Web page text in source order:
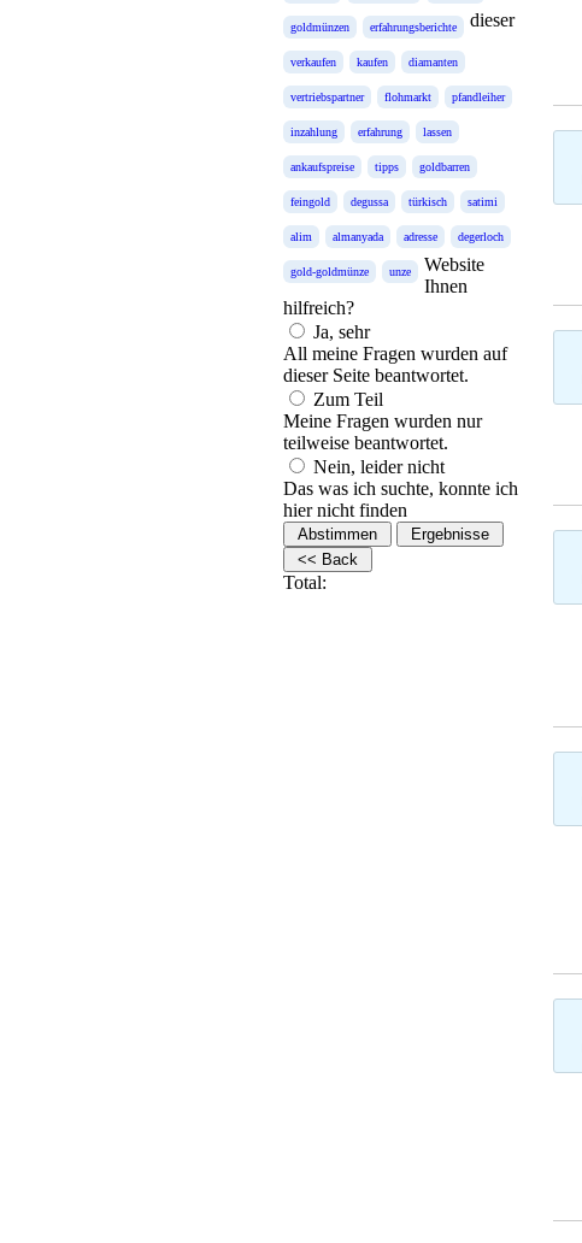
goldmünzen erfahrungsberichte
verkaufen kaufen diamanten
vertriebspartner flohmarkt pfandleiher
inzahlung erfahrung lassen
ankaufspreise tipps goldbarren
feingold degussa türkisch satimi
alim almanyada adresse degerloch
gold-goldmünze unze
dieser
Website
Ihnen
hilfreich?
Ja, sehr
All meine Fragen wurden auf
dieser Seite beantwortet.
Zum Teil
Meine Fragen wurden nur
teilweise beantwortet.
Nein, leider nicht
Das was ich suchte, konnte ich
hier nicht finden
Total: